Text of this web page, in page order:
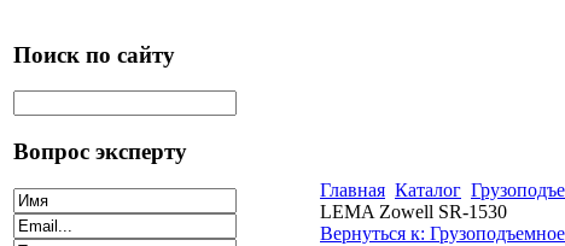
Поиск по сайту
Вопрос эксперту
Главная Каталог
LEMA Zowell SR-1530
Вернуться к: